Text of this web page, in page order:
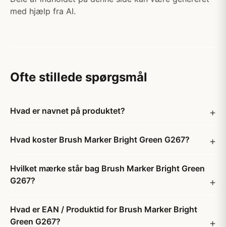
med hjælp fra AI.
Ofte stillede spørgsmål
Hvad er navnet på produktet?
Hvad koster Brush Marker Bright Green G267?
Hvilket mærke står bag Brush Marker Bright Green
G267?
Hvad er EAN / Produktid for Brush Marker Bright
Green G267?